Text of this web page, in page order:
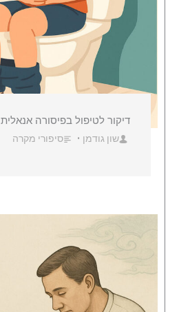
דיקור לטיפול בפיסורה אנאלית
שון גודמן • סיפורי מקרה